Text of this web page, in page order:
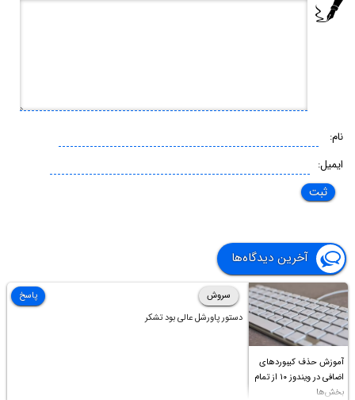
نام:
ایمیل:
آخرین دیدگاه‌ها
آموزش حذف کیبوردهای
اضافی در ویندوز ۱۰ از تمام
بخش‌ها
سروش
دستور پاورشل عالی بود تشکر
پاسخ